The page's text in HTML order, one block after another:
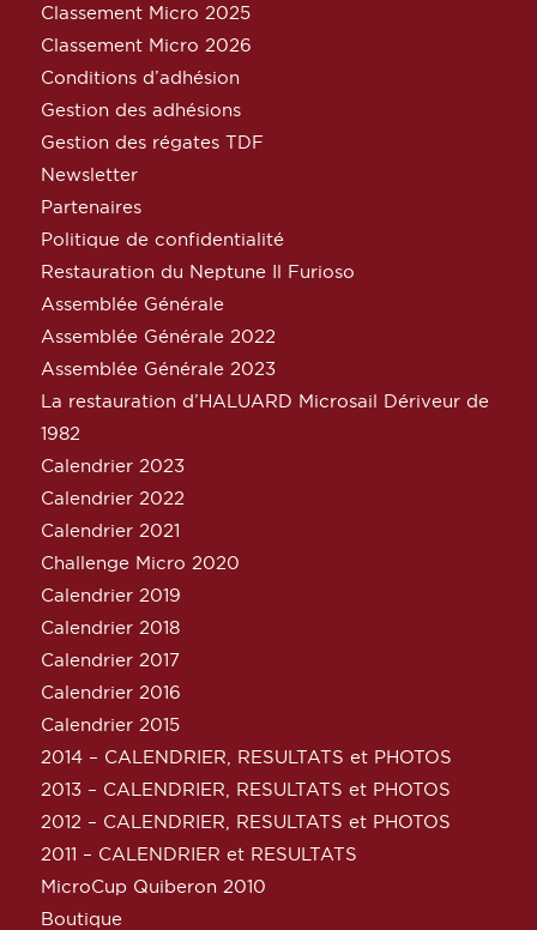
Classement Micro 2025
Classement Micro 2026
Conditions d’adhésion
Gestion des adhésions
Gestion des régates TDF
Newsletter
Partenaires
Politique de confidentialité
Restauration du Neptune Il Furioso
Assemblée Générale
Assemblée Générale 2022
Assemblée Générale 2023
La restauration d’HALUARD Microsail Dériveur de
1982
Calendrier 2023
Calendrier 2022
Calendrier 2021
Challenge Micro 2020
Calendrier 2019
Calendrier 2018
Calendrier 2017
Calendrier 2016
Calendrier 2015
2014 – CALENDRIER, RESULTATS et PHOTOS
2013 – CALENDRIER, RESULTATS et PHOTOS
2012 – CALENDRIER, RESULTATS et PHOTOS
2011 – CALENDRIER et RESULTATS
MicroCup Quiberon 2010
Boutique